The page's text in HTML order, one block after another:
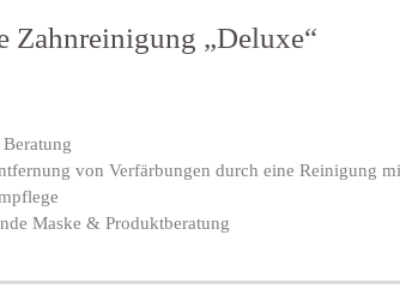
Zahnreinigung „Deluxe“
von Verfärbungen durch eine Reinigung
Maske & Produktberatung